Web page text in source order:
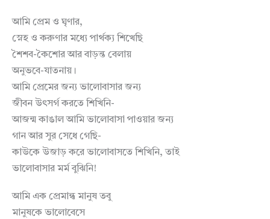
আমি প্রেম ও ঘৃণার,
স্নেহ ও করুণার মধ্যে পার্থক্য শিখেছি
শৈশব-কৈশোর আর বাড়ন্ত বেলায়
অনুভবে-যাতনায়।
আমি প্রেমের জন্য ভালোবাসার জন্য
জীবন উৎসর্গ করতে শিখিনি-
আজন্ম কাঙাল আমি ভালোবাসা পাওয়ার জন্য
গান আর সুর সেধে গেছি-
কাউকে উজাড় করে ভালোবাসতে শিখিনি, তাই
ভালোবাসার মর্ম বুঝিনি!
আমি এক প্রেমান্ধ মানুষ তবু
মানুষকে ভালোবেসে